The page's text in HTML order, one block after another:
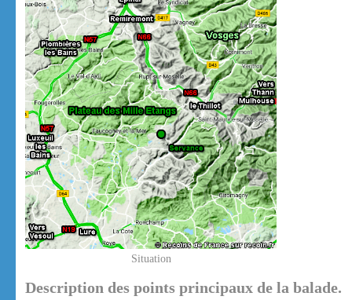
Situation
Description des points principaux de la balade.